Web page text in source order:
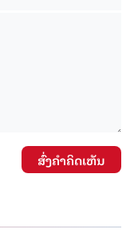
ສົ່ງຄໍາຄິດເຫັນ